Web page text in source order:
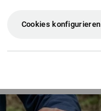
STRAUSSbox 340 maxi
Cookies konfigurieren